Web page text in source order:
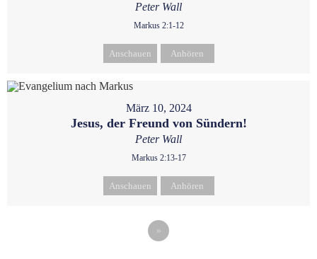
Peter Wall
Markus 2:1-12
Anschauen Anhören
März 10, 2024
Jesus, der Freund von Sündern!
Peter Wall
Markus 2:13-17
Anschauen Anhören
»